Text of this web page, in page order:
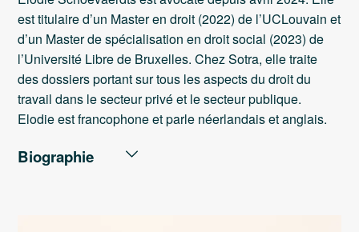
est titulaire d’un Master en droit (2022) de l’UCLouvain et
d’un Master de spécialisation en droit social (2023) de
l’Université Libre de Bruxelles. Chez Sotra, elle traite
des dossiers portant sur tous les aspects du droit du
travail dans le secteur privé et le secteur publique.
Elodie est francophone et parle néerlandais et anglais.
Biographie